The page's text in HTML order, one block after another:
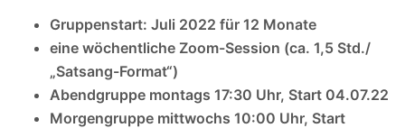
Gruppenstart: Juli 2022 für 12 Monate
eine wöchentliche Zoom-Session (ca. 1,5 Std./
„Satsang-Format“)
Abendgruppe montags 17:30 Uhr, Start 04.07.22
Morgengruppe mittwochs 10:00 Uhr, Start